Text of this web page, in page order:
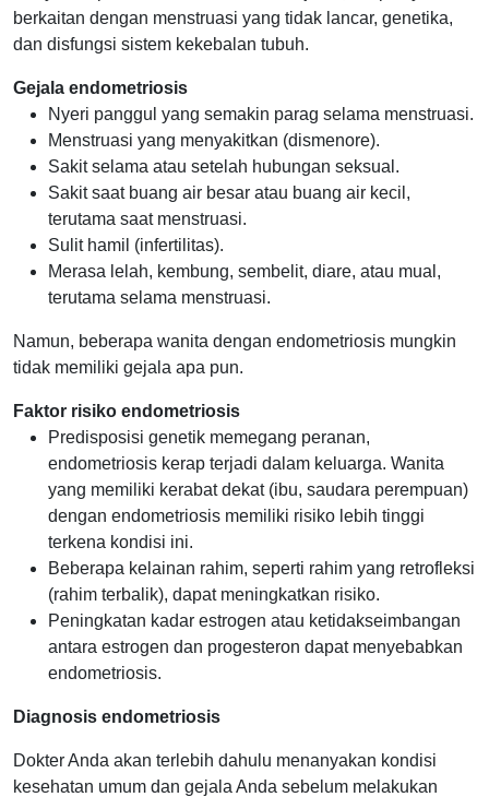
berkaitan dengan menstruasi yang tidak lancar, genetika,
dan disfungsi sistem kekebalan tubuh.
Gejala endometriosis
Nyeri panggul yang semakin parag selama menstruasi.
Menstruasi yang menyakitkan (dismenore).
Sakit selama atau setelah hubungan seksual.
Sakit saat buang air besar atau buang air kecil,
terutama saat menstruasi.
Sulit hamil (infertilitas).
Merasa lelah, kembung, sembelit, diare, atau mual,
terutama selama menstruasi.
Namun, beberapa wanita dengan endometriosis mungkin
tidak memiliki gejala apa pun.
Faktor risiko endometriosis
Predisposisi genetik memegang peranan,
endometriosis kerap terjadi dalam keluarga. Wanita
yang memiliki kerabat dekat (ibu, saudara perempuan)
dengan endometriosis memiliki risiko lebih tinggi
terkena kondisi ini.
Beberapa kelainan rahim, seperti rahim yang retrofleksi
(rahim terbalik), dapat meningkatkan risiko.
Peningkatan kadar estrogen atau ketidakseimbangan
antara estrogen dan progesteron dapat menyebabkan
endometriosis.
Diagnosis endometriosis
Dokter Anda akan terlebih dahulu menanyakan kondisi
kesehatan umum dan gejala Anda sebelum melakukan